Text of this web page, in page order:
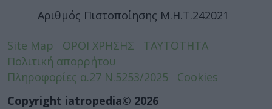
Αριθμός Πιστοποίησης Μ.Η.Τ.242021
Site Map ΟΡΟΙ ΧΡΗΣΗΣ
ΤΑΥΤΟΤΗΤΑ
Πολιτική απορρήτου
Πληροφορίες α.27 Ν.5253/2025
Cookies
Copyright iatropedia© 2026